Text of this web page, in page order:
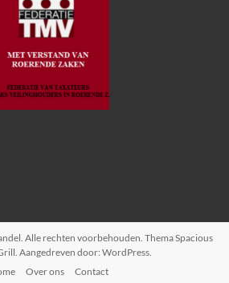
. Alle rechten voorbehouden. ThemaSpacious
Aangedreven door:WordPress
Over ons Contact